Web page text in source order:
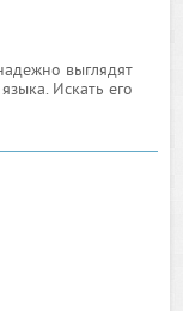
выглядят
Искать его